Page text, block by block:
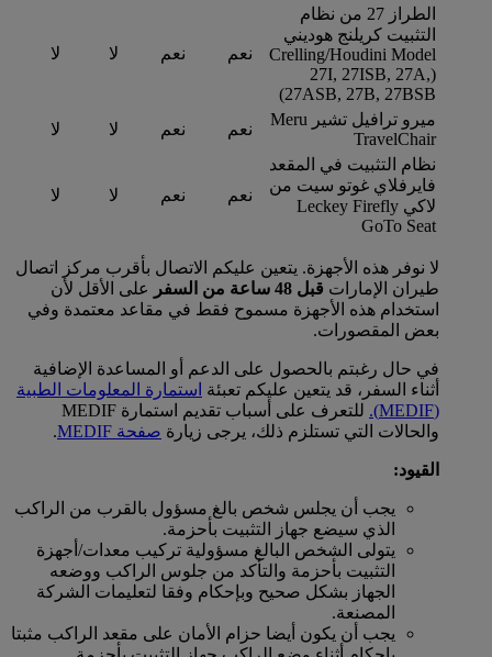
الطراز 27 من نظام
التثبيت كريلنج هوديني
Crelling/Houdini Model
‏(27I, 27ISB, 27A,
27ASB, 27B, 27BSB)
نعم نعم لا لا
ميرو ترافيل تشير Meru
TravelChair
نعم نعم لا
لا
نظام التثبيت في المقعد
فايرفلاي غوتو سيت من
لاكي Leckey Firefly
GoTo Seat
نعم نعم لا لا
لا نوفر هذه الأجهزة. يتعين عليكم الاتصال بأقرب مركز اتصال
طيران الإمارات قبل 48 ساعة من السفر
على الأقل لأن
استخدام هذه الأجهزة مسموح فقط في مقاعد معتمدة وفي
بعض المقصورات.
في حال رغبتم بالحصول على الدعم أو المساعدة الإضافية
أثناء السفر، قد يتعين عليكم تعبئة استمارة المعلومات الطبية
(MEDIF).
للتعرف على أسباب تقديم استمارة MEDIF
والحالات التي تستلزم ذلك، يرجى زيارة صفحة MEDIF .
القيود:
يجب أن يجلس شخص بالغ مسؤول بالقرب من الراكب
الذي سيضع جهاز التثبيت بأحزمة.
يتولى الشخص البالغ مسؤولية تركيب معدات/أجهزة
التثبيت بأحزمة والتأكد من جلوس الراكب ووضعه
الجهاز بشكل صحيح وبإحكام وفقا لتعليمات الشركة
المصنعة.
يجب أن يكون أيضا حزام الأمان على مقعد الراكب مثبتا